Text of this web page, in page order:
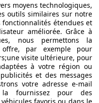
2013-10/2016)
moyens technologiques,
outils similaires sur notre
étendues et
améliorée. Grâce à
nous permettons la
par exemple pour
visite ultérieure, pour
à votre région ou
et des messages
votre adresse e-mail
la fournissez pour des